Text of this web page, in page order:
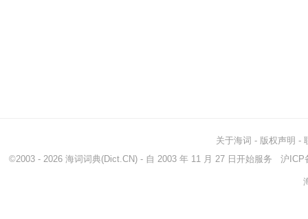
关于海词 - 版权声明 -
©2003 - 2026 海词词典(Dict.CN) - 自 2003 年 11 月 27 日开始服务 沪ICP